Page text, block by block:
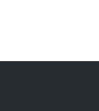
Navigation